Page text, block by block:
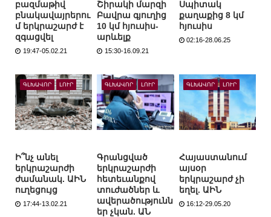
բազմաթիվ
բնակավայրերու
մ երկրաշարժ է
զգացվել
19:47-05.02.21
Շիրակի մարզի
Բավրա գյուղից
10 կմ հյուսիս-
արևելք
15:30-16.09.21
Սպիտակ
քաղաքից 8 կմ
հյուսիս
02:16-28.06.25
ԳԼԽԱՎՈՐ ԼՈՒՐ
Ի՞նչ անել
երկրաշարժի
ժամանակ. ԱԻՆ
ուղեցույց
17:44-13.02.21
ԳԼԽԱՎՈՐ ԼՈՒՐ
Գրանցված
երկրաշարժի
հետեւանքով
տուժածներ և
ավերածությունն
եր չկան. ԱՆ
ԳԼԽԱՎՈՐ ԼՈՒՐ
Հայաստանում
այսօր
երկրաշարժ չի
եղել. ԱԻՆ
16:12-29.05.20